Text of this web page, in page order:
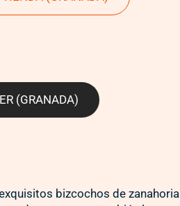
(GRANADA)
bizcochos de zanahoria